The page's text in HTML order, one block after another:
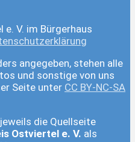
V. im Bürgerhaus
angegeben, stehen alle
und sonstige von uns
Seite unter CC BY-NC-SA
die Quellseite
Ostviertel e. V. als